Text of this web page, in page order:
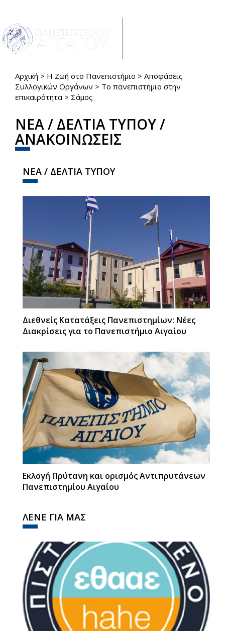
Παράκαμψη προς το κυρίως περιεχόμενο
Είστε εδώ
Αρχική > Η Ζωή στο Πανεπιστήμιο > Αποφάσεις
Συλλογικών Οργάνων > Το πανεπιστήμιο στην
επικαιρότητα > Σάμος
ΝΕΑ / ΔΕΛΤΙΑ ΤΥΠΟΥ /
ΑΝΑΚΟΙΝΩΣΕΙΣ
ΝΕΑ / ΔΕΛΤΙΑ ΤΥΠΟΥ
Διεθνείς Κατατάξεις Πανεπιστημίων: Νέες
Διακρίσεις για το Πανεπιστήμιο Αιγαίου
Εκλογή Πρύτανη και ορισμός Αντιπρυτάνεων
Πανεπιστημίου Αιγαίου
ΛΕΝΕ ΓΙΑ ΜΑΣ